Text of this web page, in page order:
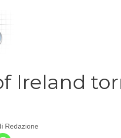
Ireland
Redazione